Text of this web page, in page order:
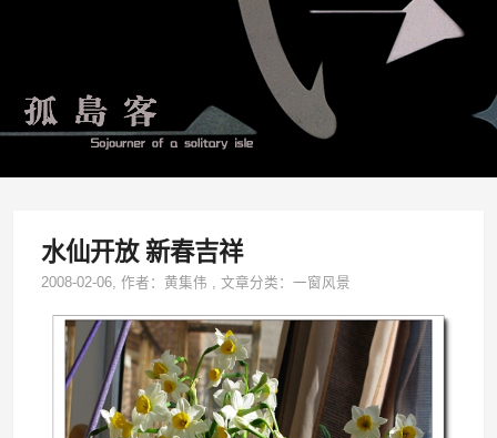
水仙开放 新春吉祥
2008-02-06, 作者：黄集伟 ,文章分类：一窗风景